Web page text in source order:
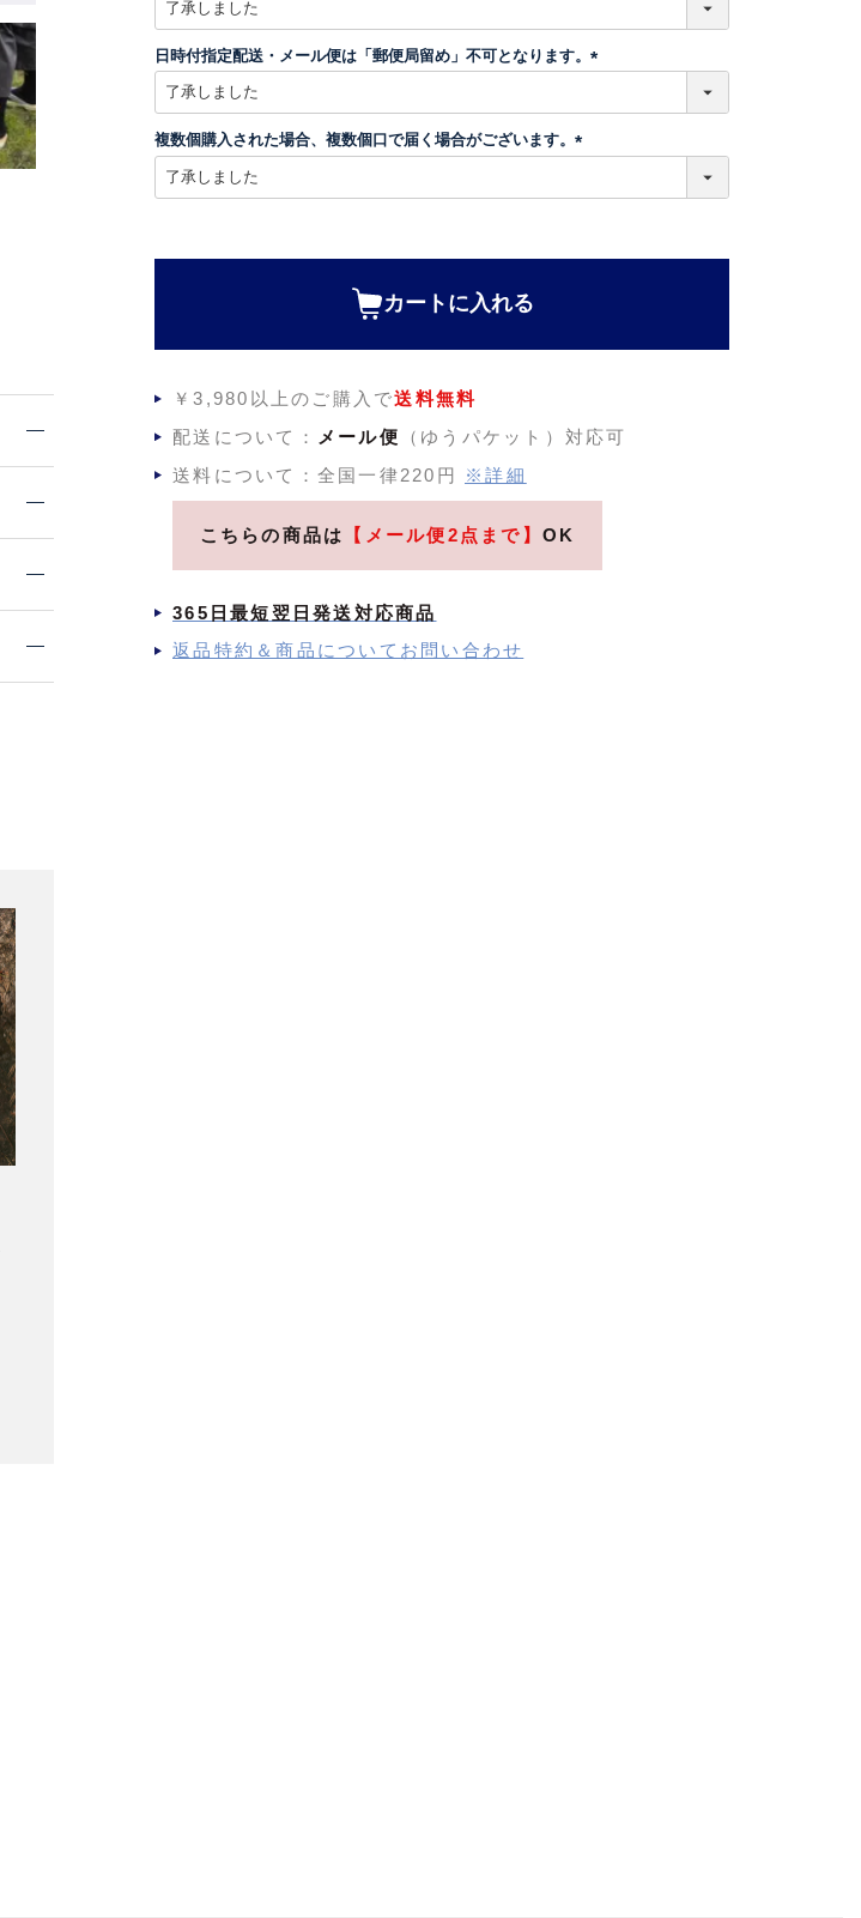
須
)
日時付指定配送・メール便は「郵便局留め」不可となります。
)
複数個購入された場合、複数個口で届く場合がございます。
カートに入れる
￥3,980以上のご購入で送料無料
配送について：
メール便
（ゆうパケット）対応可
送料について：全国一律220円
※詳細
こちらの商品は 【メール便2点まで】 OK
365日最短翌日発送対応商品
返品特約＆商品についてお問い合わせ